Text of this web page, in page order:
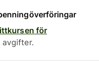
för
avgifter.